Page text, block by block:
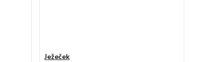
Ježeček